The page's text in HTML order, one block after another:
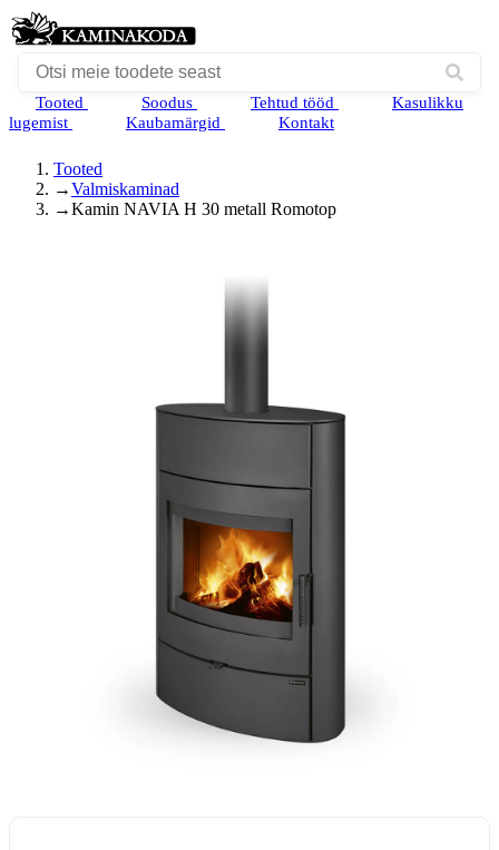
Tooted Soodus Tehtud tööd
Kasulikku
lugemist
Kaubamärgid Kontakt
Tooted
→Valmiskaminad
→Kamin NAVIA H 30 metall Romotop